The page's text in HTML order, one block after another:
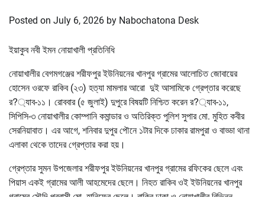
Posted on July 6, 2026 by Nabochatona Desk
ইয়াকুব নবী ইমন নোয়াখালী প্রতিনিধি
নোয়াখালীর বেগমগঞ্জের শরীফপুর ইউনিয়নের খানপুর গ্রামের আলোচিত জোবায়ের
হোসেন ওরফে রাকিব (২৩) হত্যা মামলার আরো দুই আসামিকে গ্রেপ্তার করেছে
র?্যাব-১১। রোববার (৫ জুলাই) দুপুরে বিষয়টি নিশ্চিত করেন র?্যাব-১১,
সিপিসি-৩ নোয়াখালীর কোম্পানি কমান্ডার ও অতিরিক্ত পুলিশ সুপার মো. মুহিত কবীর
সেরনিয়াবাত। এর আগে, শনিবার দুপুর পৌনে ১টার দিকে ঢাকার রামপুরা ও বাড্ডা থানা
এলাকা থেকে তাদের গ্রেপ্তার করা হয়।
গ্রেপ্তার সুমন উপজেলার শরীফপুর ইউনিয়নের খানপুর গ্রামের রফিকের ছেলে এবং
পিয়াস একই গ্রামের আলী আহমেদের ছেলে। নিহত রাকিব ওই ইউনিয়নের খানপুর